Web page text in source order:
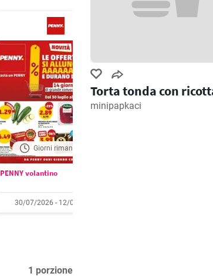
Giorni rimanenti: 5
PENNY volantino
30/07/2026 - 12/08/2026
1 porzione
Torta tonda con
minipapkaci